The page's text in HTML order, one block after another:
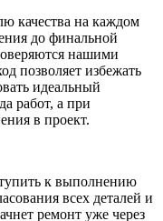
качества на каждом
до финальной
нашими
позволяет избежать
идеальный
работ, а при
в проект.
к выполнению
всех деталей и
ремонт уже через